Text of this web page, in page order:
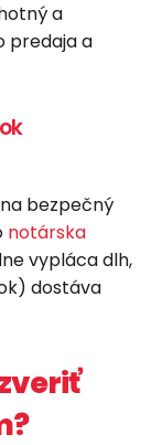
a
predaja a
bezpečný
notárska
vypláca dlh,
dostáva